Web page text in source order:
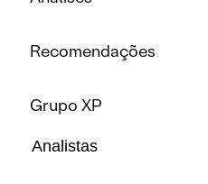
Recomendações
Grupo XP
Analistas